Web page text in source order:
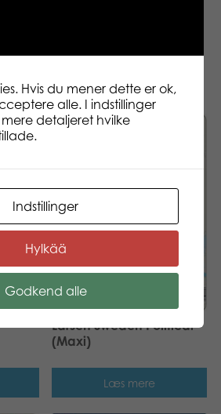
of
Larsen Sweden Political
(Maxi)
Læs mere
Hvis du mener dette er ok,
alle. I indstillinger
detaljeret hvilke
Indstillinger
Hylkää
Godkend alle